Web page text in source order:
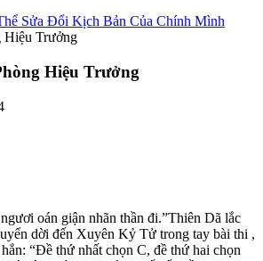
Sửa Đổi Kịch Bản Của Chính Mình
Hiệu Trưởng
Hiệu Trưởng
oán giận nhãn thần đi.”Thiên Dã lắc
dời đến Xuyên Kỷ Tử trong tay bài thi ,
“Đề thứ nhất chọn C, đề thứ hai chọn